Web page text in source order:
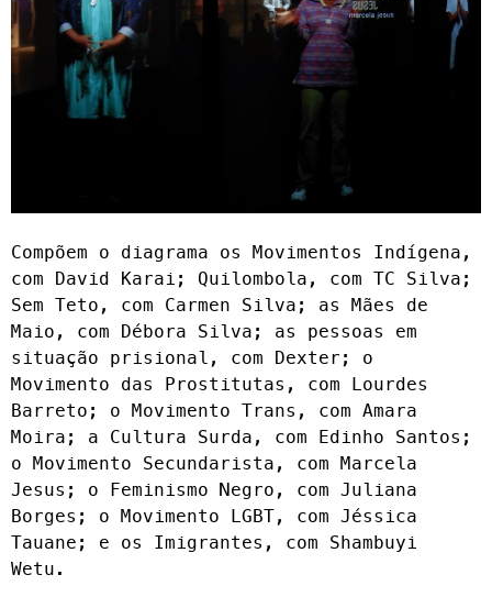
Compõem o diagrama os Movimentos Indígena,
com David Karai; Quilombola, com TC Silva;
Sem Teto, com Carmen Silva; as Mães de
Maio, com Débora Silva; as pessoas em
situação prisional, com Dexter; o
Movimento das Prostitutas, com Lourdes
Barreto; o Movimento Trans, com Amara
Moira; a Cultura Surda, com Edinho Santos;
o Movimento Secundarista, com Marcela
Jesus; o Feminismo Negro, com Juliana
Borges; o Movimento LGBT, com Jéssica
Tauane; e os Imigrantes, com Shambuyi
Wetu.